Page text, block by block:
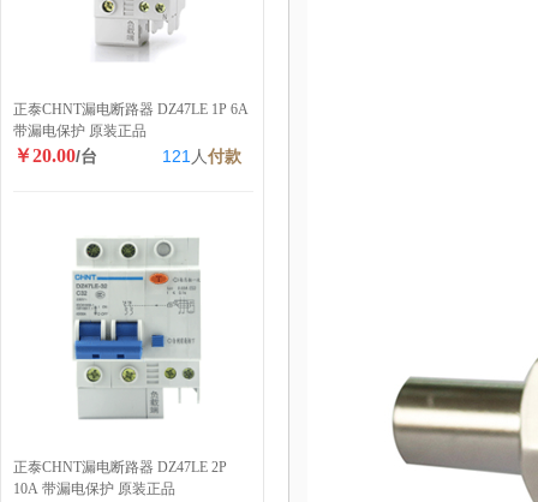
正泰CHNT漏电断路器 DZ47LE 1P 6A
带漏电保护 原装正品
￥20.00/台 121 人付款
正泰CHNT漏电断路器 DZ47LE 2P
10A 带漏电保护 原装正品